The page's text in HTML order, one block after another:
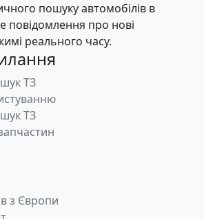
пошуку автомобілів в
повідомлення про нові
реального часу.
ТЗ
ТЗ
з Європи